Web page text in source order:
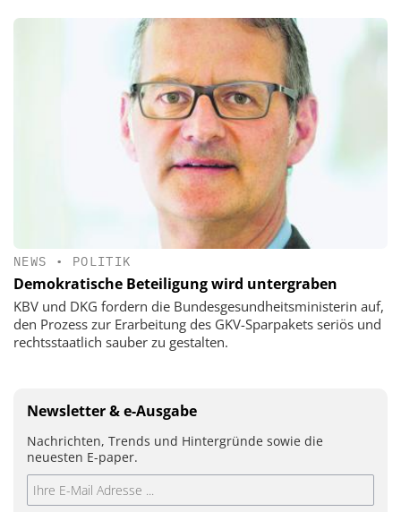
NEWS • POLITIK
Demokratische Beteiligung wird untergraben
KBV und DKG fordern die Bundesgesundheitsministerin auf,
den Prozess zur Erarbeitung des GKV-Sparpakets seriös und
rechtsstaatlich sauber zu gestalten.
Newsletter & e-Ausgabe
Nachrichten, Trends und Hintergründe sowie die
neuesten E-paper.